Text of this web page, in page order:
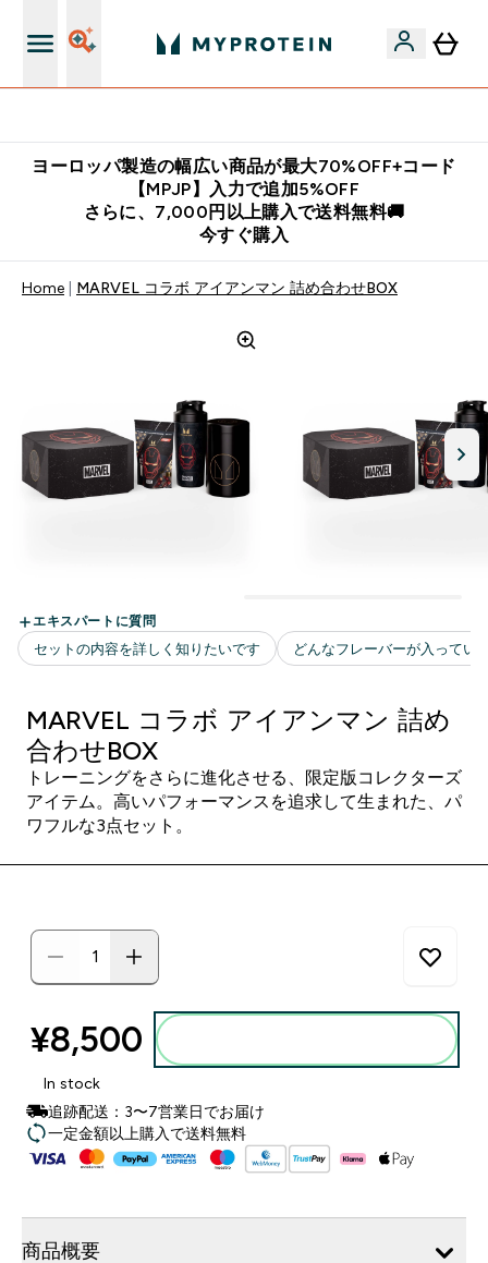
ヨーロッパ製造の幅広い商品が最大70%OFF+コード
【MPJP】入力で追加5%OFF
さらに、7,000円以上購入で送料無料🚚
今すぐ購入
Home MARVEL コラボ アイアンマン 詰め合わせBOX
MARVEL コラボ アイアンマン 詰め
合わせBOX
トレーニングをさらに進化させる、限定版コレクターズ
アイテム。高いパフォーマンスを追求して生まれた、パ
ワフルな3点セット。
¥8,500‎
In stock
追跡配送：3〜7営業日でお届け
一定金額以上購入で送料無料
商品概要